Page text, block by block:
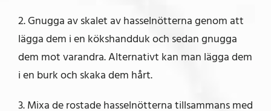
2. Gnugga av skalet av hasselnötterna genom att
lägga dem i en kökshandduk och sedan gnugga
dem mot varandra. Alternativt kan man lägga dem
i en burk och skaka dem hårt.
3. Mixa de rostade hasselnötterna tillsammans med